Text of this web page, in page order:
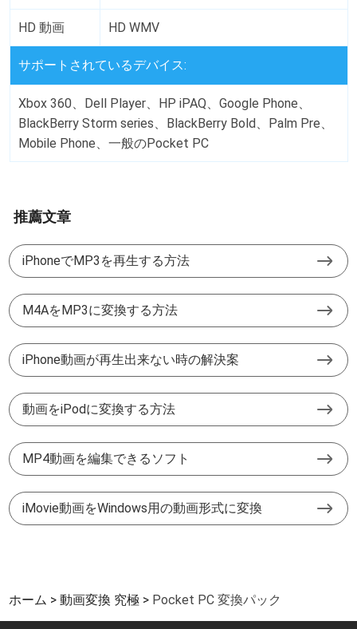
HD 動画 HD WMV
サポートされているデバイス:
Xbox 360、Dell Player、HP iPAQ、Google Phone、
BlackBerry Storm series、BlackBerry Bold、Palm Pre、
Mobile Phone、一般のPocket PC
推薦文章
iPhoneでMP3を再生する方法
M4AをMP3に変換する方法
iPhone動画が再生出来ない時の解決案
動画をiPodに変換する方法
MP4動画を編集できるソフト
iMovie動画をWindows用の動画形式に変換
ホーム 動画変換 究極 Pocket PC 変換パック